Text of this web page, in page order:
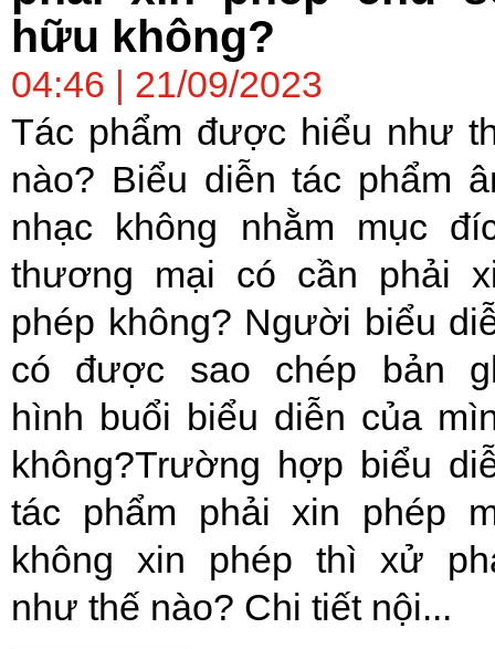
hữu không?
04:46 | 21/09/2023
Tác phẩm được hiểu như
nào? Biểu diễn tác phẩm
nhạc không nhằm mục
thương mại có cần phải
phép không? Người biểu
có được sao chép bản
hình buổi biểu diễn của
không?Trường hợp biểu
tác phẩm phải xin phép
không xin phép thì xử
như thế nào? Chi tiết nội...